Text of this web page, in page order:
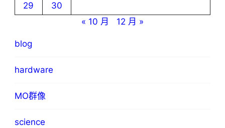
29
30
« 10 月
12 月 »
blog
hardware
MO群像
science